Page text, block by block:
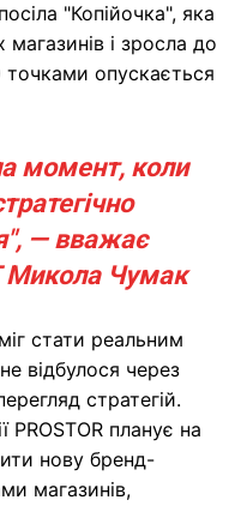
"Копійочка", яка
і зросла до
точками опускається
момент, коли
— вважає
Микола Чумак
стати реальним
відбулося через
стратегій.
PROSTOR планує на
нову бренд-
магазинів,